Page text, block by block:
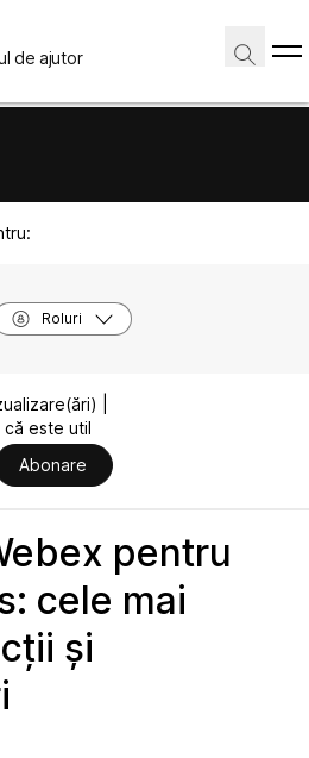
de ajutor
Roluri
|
este util
Abonare
pentru
cele mai
și